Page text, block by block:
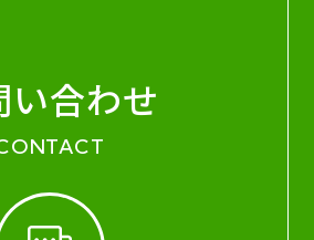
い合わせ